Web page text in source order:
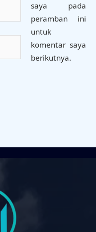
saya pada
peramban ini
untuk
komentar saya
berikutnya.